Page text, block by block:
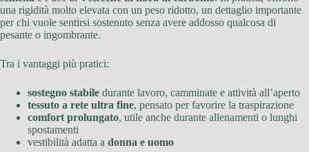
una rigidità molto elevata con un peso ridotto, un dettaglio importante
per chi vuole sentirsi sostenuto senza avere addosso qualcosa di
pesante o ingombrante.
Tra i vantaggi più pratici:
sostegno stabile durante lavoro, camminate e attività all’aperto
tessuto a rete ultra fine, pensato per favorire la traspirazione
comfort prolungato, utile anche durante allenamenti o lunghi
spostamenti
vestibilità adatta a donna e uomo